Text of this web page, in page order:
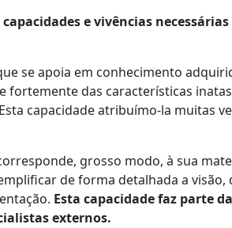
e vivências
se apoia em conhecimento
fortemente das características
Esta capacidade atribuímo-la muitas
grosso modo, à sua
de forma detalhada a
Esta capacidade faz parte
externos.